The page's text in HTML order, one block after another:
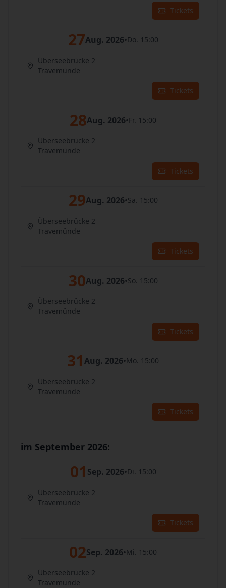
Tickets
27Aug. 2026•Do. 15:00
Überseebrücke 2
Travemünde
Tickets
28Aug. 2026•Fr. 15:00
Überseebrücke 2
Travemünde
Tickets
29Aug. 2026•Sa. 15:00
Überseebrücke 2
Travemünde
Tickets
30Aug. 2026•So. 15:00
Überseebrücke 2
Travemünde
Tickets
31 Aug. 2026•Mo. 15:00
Überseebrücke 2
Travemünde
Tickets
im September 2026:
01 Sep. 2026•Di. 15:00
Überseebrücke 2
Travemünde
Tickets
02Sep. 2026•Mi. 15:00
Überseebrücke 2
Travemünde